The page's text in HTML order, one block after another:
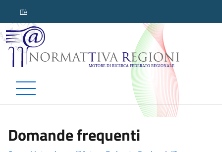
ITA
Normattiva Regioni -
Domande frequenti